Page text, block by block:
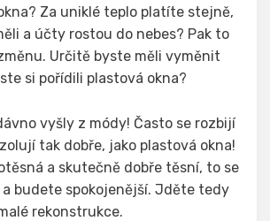
Za uniklé teplo platíte stejně,
a účty rostou do nebes? Pak to
Určitě byste měli vyměnit
si pořídili plastová okna?
vyšly z módy! Často se rozbijí
tak dobře, jako plastová okna!
a skutečně dobře těsní, to se
budete spokojenější. Jděte tedy
rekonstrukce.